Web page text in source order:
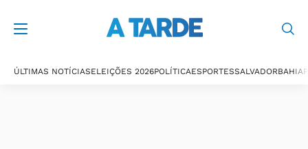
ÚLTIMAS NOTÍCIASELEIÇÕES 2026POLÍTICAESPORTESSALVADORBAHIA